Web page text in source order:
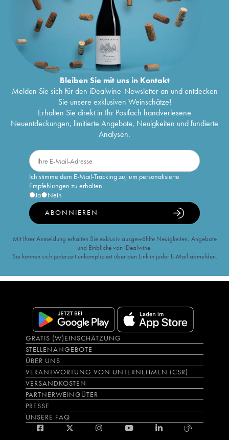
Bleiben Sie mit uns in Kontakt
Melden Sie sich für den iDealwine-Newsletter an und entdecken
Sie unsere exklusiven Weinschätze!
Erhalten Sie direkt in Ihr Postfach handverlesene
Neuentdeckungen, limitierte Angebote, Neuigkeiten und fundierte
Analysen.
Ich stimme dem E-Mail-Tracking zu, um personalisierte
Empfehlungen zu erhalten
Ja
Nein
ABONNIEREN
Mit Ihrer Anmeldung erhalten Sie exklusiv ausgewählte Neuigkeiten, Angebote
und Einblicke von iDealwine.
Sie können sich jederzeit unkompliziert über den Link in jeder E-Mail abmelden.
GRATIS (W)EINSCHÄTZUNG
STELLENANGEBOTE
ÜBER UNS
VERANTWORTUNG VON UNTERNEHMEN (CSR)
VERSANDKOSTEN
PARTNERWEINGÜTER
PRESSE
UNSERE FAQ